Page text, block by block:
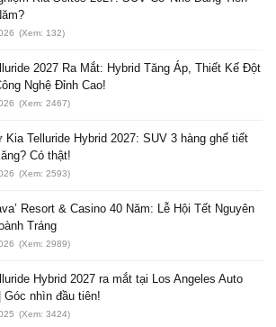
(Xem: 132)
2027 Ra Mắt: Hybrid Tăng Áp, Thiết Kế Đột
Nghệ Đỉnh Cao!
(Xem: 2467)
Kia Telluride Hybrid 2027: SUV 3 hàng ghế tiết
Có thật!
(Xem: 2593)
Resort & Casino 40 Năm: Lễ Hội Tết Nguyên
Tráng
(Xem: 2989)
Hybrid 2027 ra mắt tại Los Angeles Auto
Góc nhìn đầu tiên!
(Xem: 3424)